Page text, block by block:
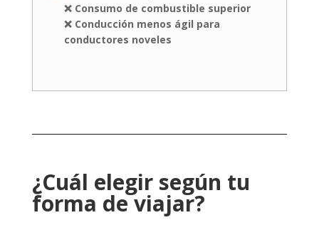
❌ Consumo de combustible superior
❌ Conducción menos ágil para
conductores noveles
¿Cuál elegir según tu
forma de viajar?